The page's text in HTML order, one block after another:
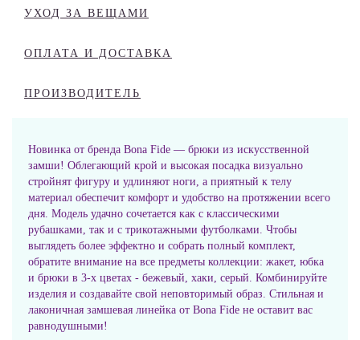
УХОД ЗА ВЕЩАМИ
ОПЛАТА И ДОСТАВКА
ПРОИЗВОДИТЕЛЬ
Новинка от бренда Bona Fide — брюки из искусственной
замши! Облегающий крой и высокая посадка визуально
стройнят фигуру и удлиняют ноги, а приятный к телу
материал обеспечит комфорт и удобство на протяжении всего
дня. Модель удачно сочетается как с классическими
рубашками, так и с трикотажными футболками. Чтобы
выглядеть более эффектно и собрать полный комплект,
обратите внимание на все предметы коллекции: жакет, юбка
и брюки в 3-х цветах - бежевый, хаки, серый. Комбинируйте
изделия и создавайте свой неповторимый образ. Стильная и
лаконичная замшевая линейка от Bona Fide не оставит вас
равнодушными!